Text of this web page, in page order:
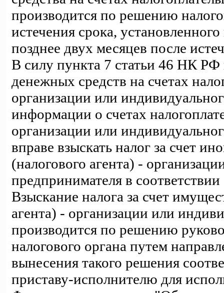
производится по решению
истечения срока,
позднее двух месяцев после
В силу пункта 7 статьи 46 НК РФ
денежных средств на счетах
организации или
информации о счетах
организации или
вправе взыскать налог за счет
(налогового агента) -
предпринимателя в
Взыскание налога за счет
агента) - организации или
производится по решению
налогового органа путем
вынесения такого решения
приставу-исполнителю для